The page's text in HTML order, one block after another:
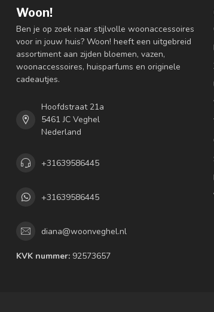
Woon!
Ben je op zoek naar stijlvolle woonaccessoires
voor in jouw huis? Woon! heeft een uitgebreid
assortiment aan zijden bloemen, vazen,
woonaccessoires, huisparfums en originele
cadeautjes.
Hoofdstraat 21a
5461 JC Veghel
Nederland
+31639586445
+31639586445
diana@woonveghel.nl
KVK nummer: 92573657